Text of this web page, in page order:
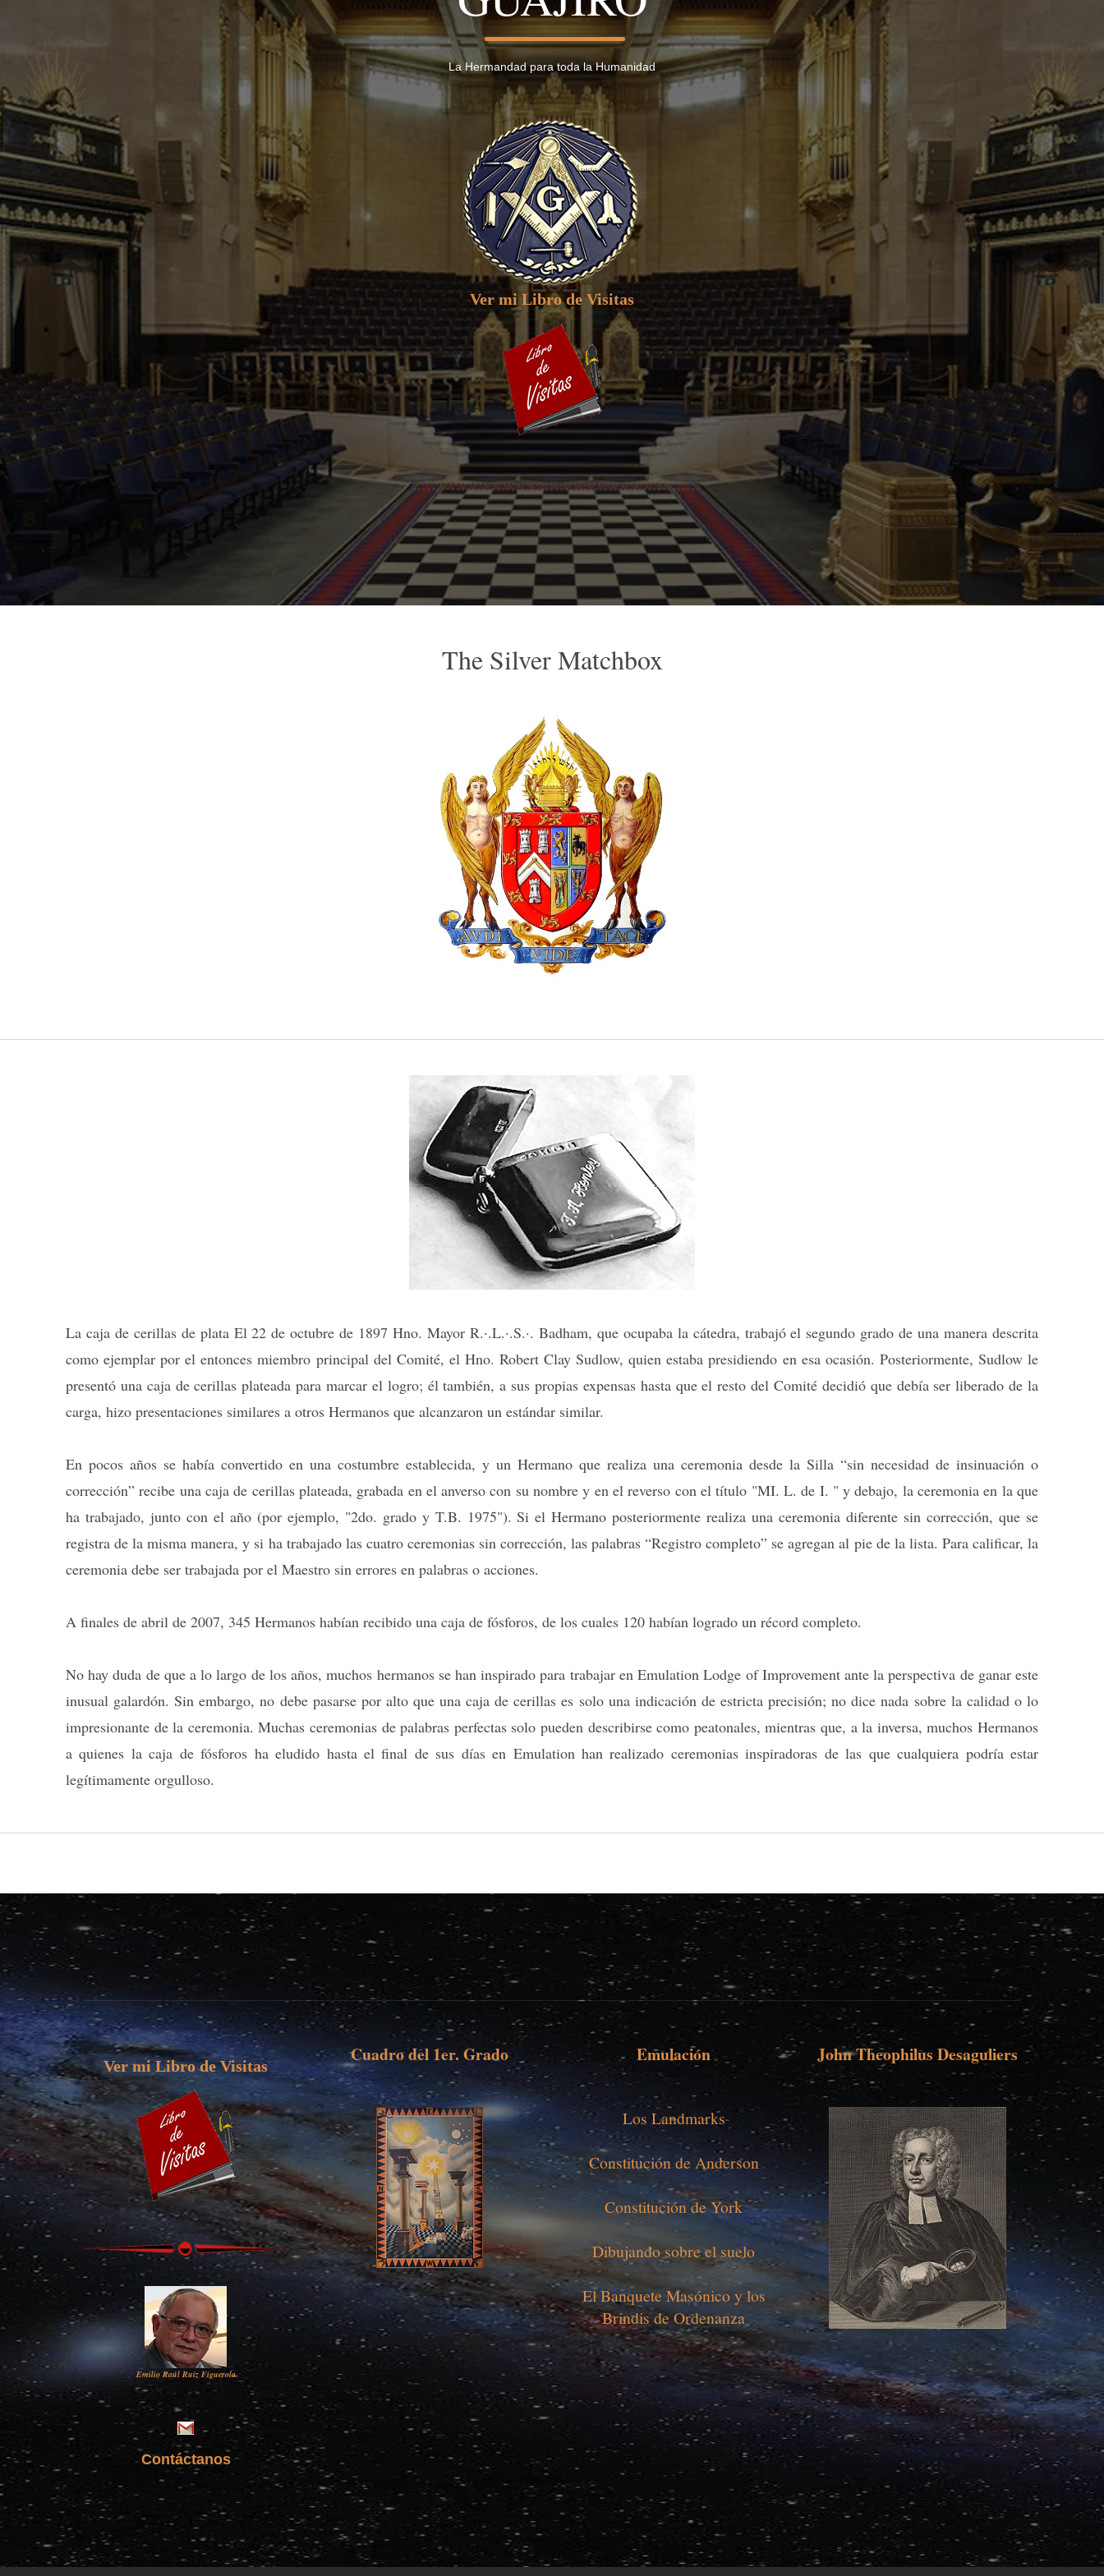
La Hermandad para toda la Humanidad
Ver mi Libro de Visitas
The Silver Matchbox
La caja de cerillas de plata El 22 de octubre de 1897 Hno. Mayor R.·.L.·.S.·. Badham, que ocupaba la cátedra, trabajó el segundo grado de una manera descrita
como ejemplar por el entonces miembro principal del Comité, el Hno. Robert Clay Sudlow, quien estaba presidiendo en esa ocasión. Posteriormente, Sudlow le
presentó una caja de cerillas plateada para marcar el logro; él también, a sus propias expensas hasta que el resto del Comité decidió que debía ser liberado de la
carga, hizo presentaciones similares a otros Hermanos que alcanzaron un estándar similar.
En pocos años se había convertido en una costumbre establecida, y un Hermano que realiza una ceremonia desde la Silla “sin necesidad de insinuación o
corrección” recibe una caja de cerillas plateada, grabada en el anverso con su nombre y en el reverso con el título "MI. L. de I. " y debajo, la ceremonia en la que
ha trabajado, junto con el año (por ejemplo, "2do. grado y T.B. 1975"). Si el Hermano posteriormente realiza una ceremonia diferente sin corrección, que se
registra de la misma manera, y si ha trabajado las cuatro ceremonias sin corrección, las palabras “Registro completo” se agregan al pie de la lista. Para calificar, la
ceremonia debe ser trabajada por el Maestro sin errores en palabras o acciones.
A finales de abril de 2007, 345 Hermanos habían recibido una caja de fósforos, de los cuales 120 habían logrado un récord completo.
No hay duda de que a lo largo de los años, muchos hermanos se han inspirado para trabajar en Emulation Lodge of Improvement ante la perspectiva de ganar este
inusual galardón. Sin embargo, no debe pasarse por alto que una caja de cerillas es solo una indicación de estricta precisión; no dice nada sobre la calidad o lo
impresionante de la ceremonia. Muchas ceremonias de palabras perfectas solo pueden describirse como peatonales, mientras que, a la inversa, muchos Hermanos
a quienes la caja de fósforos ha eludido hasta el final de sus días en Emulation han realizado ceremonias inspiradoras de las que cualquiera podría estar
legítimamente orgulloso.
Ver mi Libro de Visitas
Emilio Raúl Ruiz Figuerola
Contáctanos
Cuadro del 1er. Grado Emulación
Los Landmarks
Constitución de Anderson
Constitución de York
Dibujando sobre el suelo
El Banquete Masónico y los
Brindis de Ordenanza
John Theophilus Desaguliers